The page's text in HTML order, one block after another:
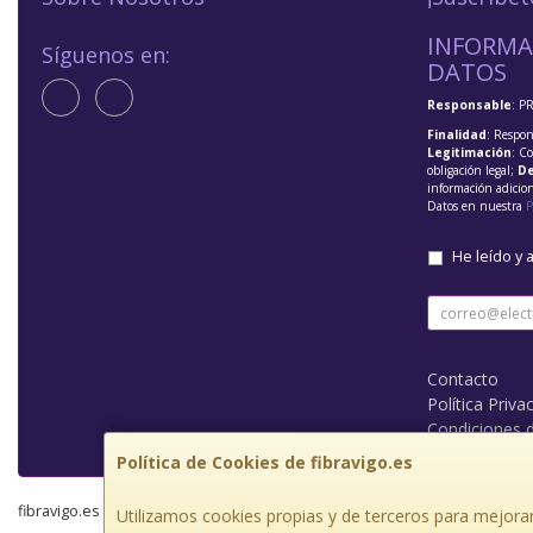
Política de Cookies de fibravigo.es
Utilizamos cookies propias y de terceros para
Síguenos en: DATOS
Responsable:
Finalidad:
Legitimación:
obligación legal;
información
Datos en nuestra
He leído y
Contacto
Política
Condiciones
fibravigo.es © 2026